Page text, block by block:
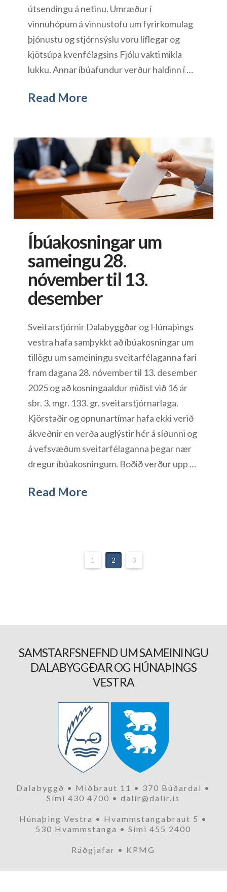
útsendingu á netinu. Umræður í
vinnuhópum á vinnustofu um fyrirkomulag
þjónustu og stjórnsýslu voru líflegar og
kjötsúpa kvenfélagsins Fjólu vakti mikla
lukku. Annar íbúafundur verður haldinn í …
Read More
Íbúakosningar um
sameingu 28.
nóvember til 13.
desember
Sveitarstjórnir Dalabyggðar og Húnaþings
vestra hafa samþykkt að íbúakosningar um
tillögu um sameiningu sveitarfélaganna fari
fram dagana 28. nóvember til 13. desember
2025 og að kosningaaldur miðist við 16 ár
sbr. 3. mgr. 133. gr. sveitarstjórnarlaga.
Kjörstaðir og opnunartímar hafa ekki verið
ákveðnir en verða auglýstir hér á síðunni og
á vefsvæðum sveitarfélaganna þegar nær
dregur íbúakosningum. Boðið verður upp …
Read More
1 2 3
SAMSTARFSNEFND UM SAMEININGU
DALABYGGÐAR OG HÚNAÞINGS
VESTRA
Dalabyggð • Miðbraut 11 • 370 Búðardal •
Sími 430 4700 • dalir@dalir.is
Húnaþing Vestra • Hvammstangabraut 5 •
530 Hvammstanga • Sími 455 2400
Ráðgjafar • KPMG